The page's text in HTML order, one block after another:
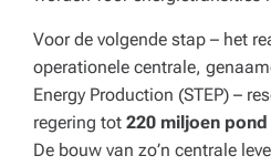
Voor de volgende stap – het
operationele centrale,
Energy Production (STEP) –
regering tot 220 miljoen pond
De bouw van zo’n centrale